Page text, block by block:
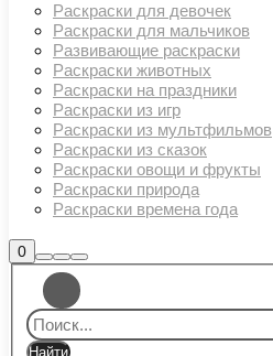
Раскраски для девочек
Раскраски для мальчиков
Развивающие раскраски
Раскраски животных
Раскраски на праздники
Раскраски из игр
Раскраски из мультфильмов
Раскраски из сказок
Раскраски овощи и фрукты
Раскраски природа
Раскраски времена года
0Боковая
панель
магазина
Найти
Больше
информации
Главное
меню